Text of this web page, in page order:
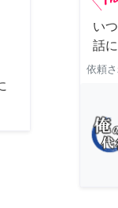
い
話
依頼